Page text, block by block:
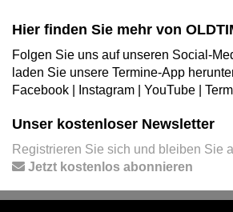
Hier finden Sie mehr von
Folgen Sie uns auf unseren Social-
laden Sie unsere Termine-App
Facebook
Instagram YouTube
Unser kostenloser Newsletter
Registrieren Sie sich und bleiben Sie
Jetzt kostenlos abonnieren